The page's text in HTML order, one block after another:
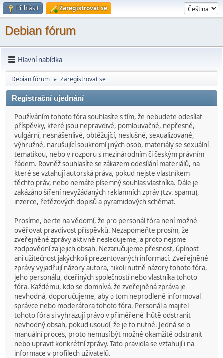
Přihlásit Zaregistrovat se
Debian fórum
Hlavní nabídka
Debian fórum ► Zaregistrovat se
Registrační ujednání
Používáním tohoto fóra souhlasíte s tím, že nebudete odesílat
příspěvky, které jsou nepravdivé, pomlouvačné, nepřesné,
vulgární, nesnášenlivé, obtěžující, neslušné, sexualizované,
výhružné, narušující soukromí jiných osob, materiály se sexuální
tematikou, nebo v rozporu s mezinárodním či českým právním
řádem. Rovněž souhlasíte se zákazem odesílání materiálů, na
které se vztahují autorská práva, pokud nejste vlastníkem
těchto práv, nebo nemáte písemný souhlas vlastníka. Dále je
zakázáno šíření nevyžádaných reklamních zpráv (tzv. spamu),
inzerce, řetězových dopisů a pyramidových schémat.
Prosíme, berte na vědomí, že pro personál fóra není možné
ověřovat pravdivost příspěvků. Nezapomeňte prosím, že
zveřejněné zprávy aktivně nesledujeme, a proto nejsme
zodpovědní za jejich obsah. Nezaručujeme přesnost, úplnost
ani užitečnost jakýchkoli prezentovaných informací. Zveřejněné
zprávy vyjadřují názory autora, nikoli nutně názory tohoto fóra,
jeho personálu, dceřiných společností nebo vlastníka tohoto
fóra. Každému, kdo se domnívá, že zveřejněná zpráva je
nevhodná, doporučujeme, aby o tom neprodleně informoval
správce nebo moderátora tohoto fóra. Personál a majitel
tohoto fóra si vyhrazují právo v přiměřené lhůtě odstranit
nevhodný obsah, pokud usoudí, že je to nutné. Jedná se o
manuální proces, proto nemusí být možné okamžitě odstranit
nebo upravit konkrétní zprávy. Tato pravidla se vztahují i na
informace v profilech uživatelů.